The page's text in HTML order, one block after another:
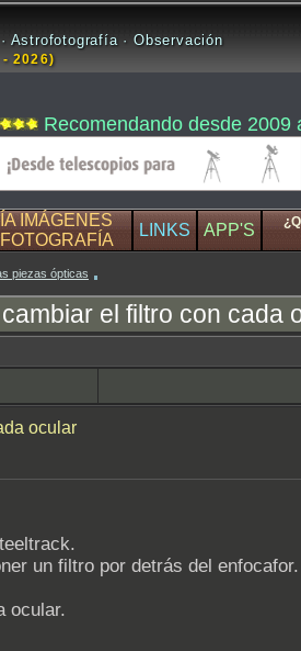
Astrofotografía · Observación
- 2026)
Recomendando desde 2009
IMÁGENES
LINKS APP'S
piezas ópticas
el filtro con cada
ocular
un filtro por detrás del enfocafor.
ocular.